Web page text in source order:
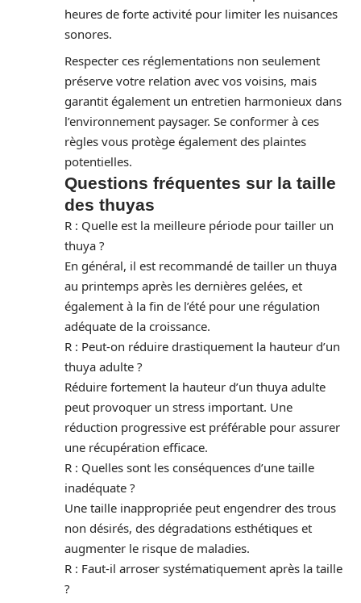
heures de forte activité pour limiter les nuisances
sonores.
Respecter ces réglementations non seulement
préserve votre relation avec vos voisins, mais
garantit également un entretien harmonieux dans
l’environnement paysager. Se conformer à ces
règles vous protège également des plaintes
potentielles.
Questions fréquentes sur la taille
des thuyas
R : Quelle est la meilleure période pour tailler un
thuya ?
En général, il est recommandé de tailler un thuya
au printemps après les dernières gelées, et
également à la fin de l’été pour une régulation
adéquate de la croissance.
R : Peut-on réduire drastiquement la hauteur d’un
thuya adulte ?
Réduire fortement la hauteur d’un thuya adulte
peut provoquer un stress important. Une
réduction progressive est préférable pour assurer
une récupération efficace.
R : Quelles sont les conséquences d’une taille
inadéquate ?
Une taille inappropriée peut engendrer des trous
non désirés, des dégradations esthétiques et
augmenter le risque de maladies.
R : Faut-il arroser systématiquement après la taille
?